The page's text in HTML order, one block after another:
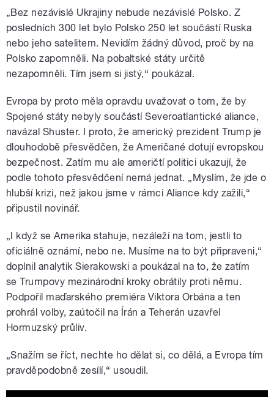
„Bez nezávislé Ukrajiny nebude nezávislé Polsko. Z
posledních 300 let bylo Polsko 250 let součástí Ruska
nebo jeho satelitem. Nevidím žádný důvod, proč by na
Polsko zapomněli. Na pobaltské státy určitě
nezapomněli. Tím jsem si jistý,“ poukázal.
Evropa by proto měla opravdu uvažovat o tom, že by
Spojené státy nebyly součástí Severoatlantické aliance,
navázal Shuster. I proto, že americký prezident Trump je
dlouhodobě přesvědčen, že Američané dotují evropskou
bezpečnost. Zatím mu ale američtí politici ukazují, že
podle tohoto přesvědčení nemá jednat. „Myslím, že jde o
hlubší krizi, než jakou jsme v rámci Aliance kdy zažili,“
připustil novinář.
„I když se Amerika stahuje, nezáleží na tom, jestli to
oficiálně oznámí, nebo ne. Musíme na to být připraveni,“
doplnil analytik Sierakowski a poukázal na to, že zatím
se Trumpovy mezinárodní kroky obrátily proti němu.
Podpořil maďarského premiéra Viktora Orbána a ten
prohrál volby, zaútočil na Írán a Teherán uzavřel
Hormuzský průliv.
„Snažím se říct, nechte ho dělat si, co dělá, a Evropa tím
pravděpodobně zesílí,“ usoudil.